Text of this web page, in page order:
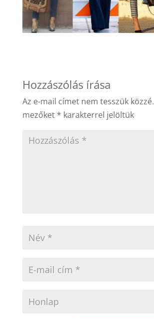
Hozzászólás írása
Az e-mail címet nem tesszük közzé.
mezőket * karakterrel jelöltük